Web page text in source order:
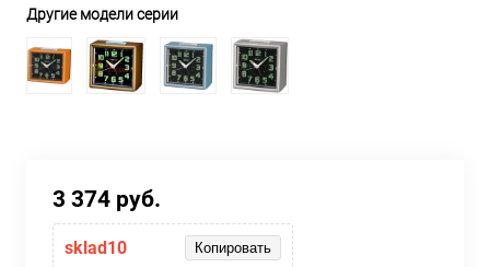
Другие модели серии
3 374 руб.
sklad10 Копировать